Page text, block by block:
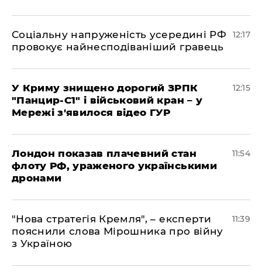
Соціальну напруженість усередині РФ
провокує найнесподіваніший гравець
12:17
У Криму знищено дорогий ЗРПК
"Панцир-С1" і військовий кран – у
Мережі з'явилося відео ГУР
12:15
Лондон показав плачевний стан
флоту РФ, ураженого українськими
дронами
11:54
"Нова стратегія Кремля", – експерти
пояснили слова Мірошника про війну
з Україною
11:39